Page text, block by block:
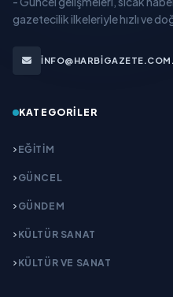
gazetecilik ilkeleriyle hızlı ve
KATEGORILER
EĞITIM
GÜNCEL
GÜNDEM
KÜLTÜR SANAT
KÜLTÜR VE SANAT